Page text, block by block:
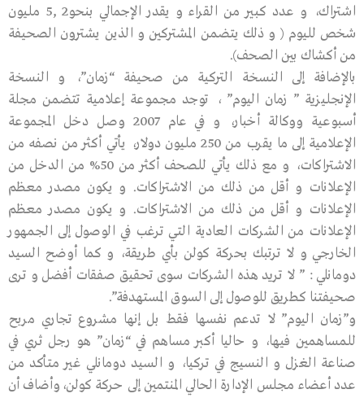
اشتراك، و عدد كبير من القراء و يقدر الإجمالي بنحو2 ,5 مليون
شخص لليوم ( و ذلك يتضمن المشتركين و الذين يشترون الصحيفة
من أكشاك بين الصحف).
بالإضافة إلى النسخة التركية من صحيفة “زمان”، و النسخة
الإنجليزية ” زمان اليوم” ، توجد مجموعة إعلامية تتضمن مجلة
أسبوعية ووكالة أخبار، و في عام 2007 وصل دخل المجموعة
الإعلامية إلى ما يقرب من 250 مليون دولار، يأتي أكثر من نصفه من
الاشتراكات، و مع ذلك يأتي للصحف أكثر من 50% من الدخل من
الإعلانات و أقل من ذلك من الاشتراكات. و يكون مصدر معظم
الإعلانات و أقل من ذلك من الاشتراكات. و يكون مصدر معظم
الإعلانات من الشركات العادية التي ترغب في الوصول إلى الجمهور
الخارجي و لا ترتبك بحركة كولن بأي طريقة، و كما أوضح السيد
دومانلي : ” لا تريد هذه الشركات سوى تحقيق صفقات أفضل و ترى
صحيفتنا كطريق للوصول إلى السوق المستهدفة”.
و”زمان اليوم” لا تدعم نفسها فقط بل إنها مشروع تجاري مربح
للمساهمين فيها، و حاليا أكبر مساهم في “زمان” هو رجل ثري في
صناعة الغزل و النسيج في تركيا، و السيد دومانلي غير متأكد من
عدد أعضاء مجلس الإدارة الحالي المنتمين إلى حركة كولن،وأضاف أن